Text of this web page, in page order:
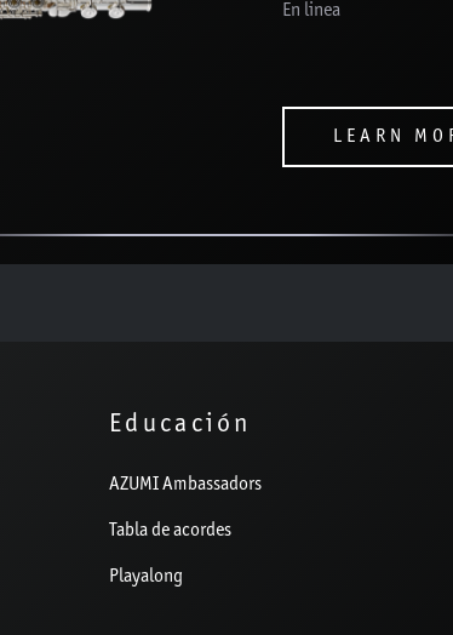
En linea
LEARN
Educación
AZUMI Ambassadors
Tabla de acordes
Playalong